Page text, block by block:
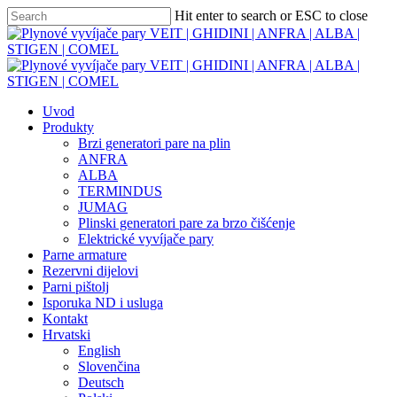
Skip
to
main
content
Hit enter to search or ESC to close
Close
Search
Menu
Uvod
Produkty
Brzi generatori pare na plin
ANFRA
ALBA
TERMINDUS
JUMAG
Plinski generatori pare za brzo čišćenje
Elektrické vyvíjače pary
Parne armature
Rezervni dijelovi
Parni pištolj
Isporuka ND i usluga
Kontakt
Hrvatski
English
Slovenčina
Deutsch